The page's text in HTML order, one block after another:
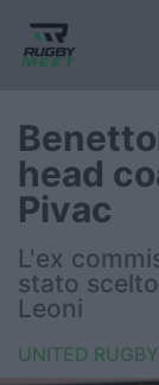
Nazionale
Nazionali
Rugby
FIR
head
Pivac
L'ex
stato
Leoni
UNITED